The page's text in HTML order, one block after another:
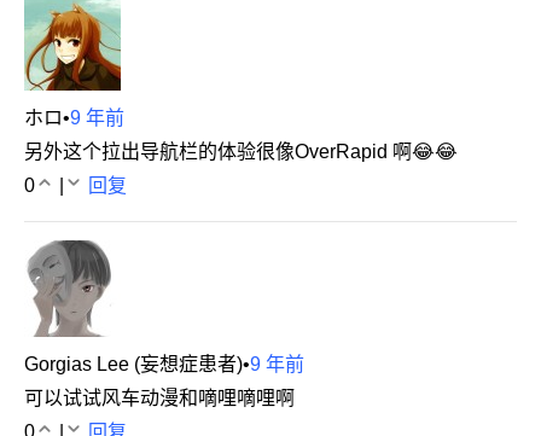
ホロ•9 年前
另外这个拉出导航栏的体验很像OverRapid 啊😂😂
0
回复
Gorgias Lee (妄想症患者)•9 年前
可以试试风车动漫和嘀哩嘀哩啊
0
回复